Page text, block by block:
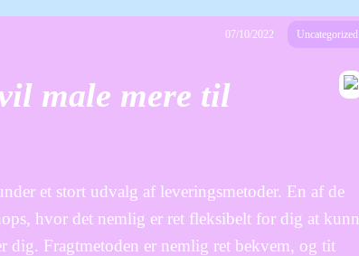
07/10/2022 Uncategorized
male mere til
et stort udvalg af leveringsmetoder. En af de
hvor det nemlig er ret fleksibelt for dig at
dig. Fragtmetoden er nemlig ret bekvem, og tit